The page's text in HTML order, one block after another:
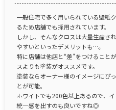
一般住宅で多く用いられている壁紙
るため店舗でも採用されています。
しかし、そんなクロスは大量生産さ
やすいといったデメリットも…。
特に店舗は他店と“差”をつけること
スよりも塗装がオススメです。
塗装ならオーナー様のイメージにぴ
とが可能。
ホワイトでも200色以上あるので、
統一感を出すのも良いですね◎